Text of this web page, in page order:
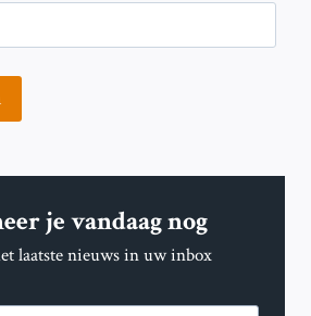
je vandaag nog
laatste nieuws in uw inbox